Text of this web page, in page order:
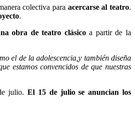
colectiva para acercarse al teatro.
.
obra de teatro clásicoa partir de la
el de la adolescencia,y también diseña
estamos convencidos de que nuestras
julio.El 15 de julio se anuncian los